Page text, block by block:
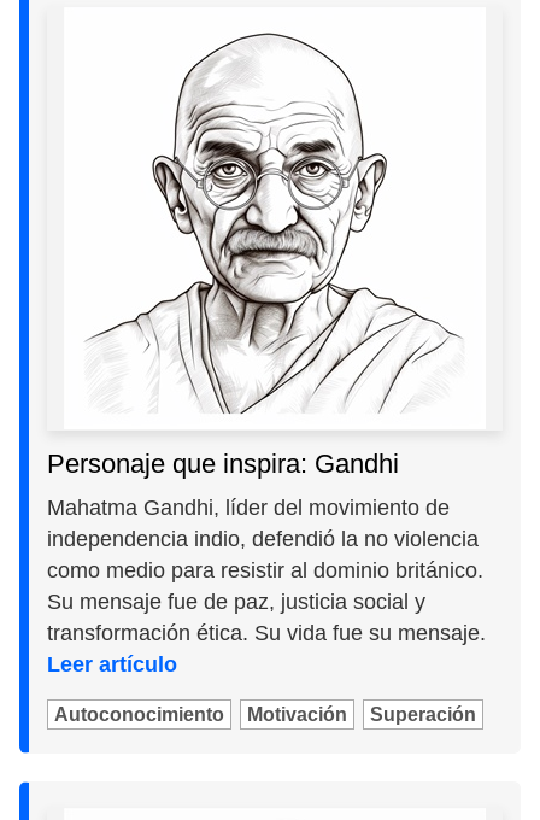
Personaje que inspira: Gandhi
Mahatma Gandhi, líder del movimiento de
independencia indio, defendió la no violencia
como medio para resistir al dominio británico.
Su mensaje fue de paz, justicia social y
transformación ética. Su vida fue su mensaje.
Leer artículo
Autoconocimiento Motivación Superación